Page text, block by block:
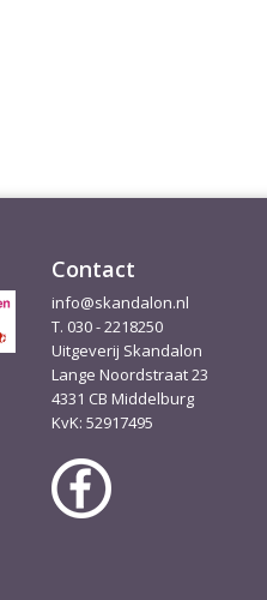
Contact
info@skandalon.nl
T. 030 - 2218250
Uitgeverij Skandalon
Lange Noordstraat 23
4331 CB Middelburg
KvK: 52917495